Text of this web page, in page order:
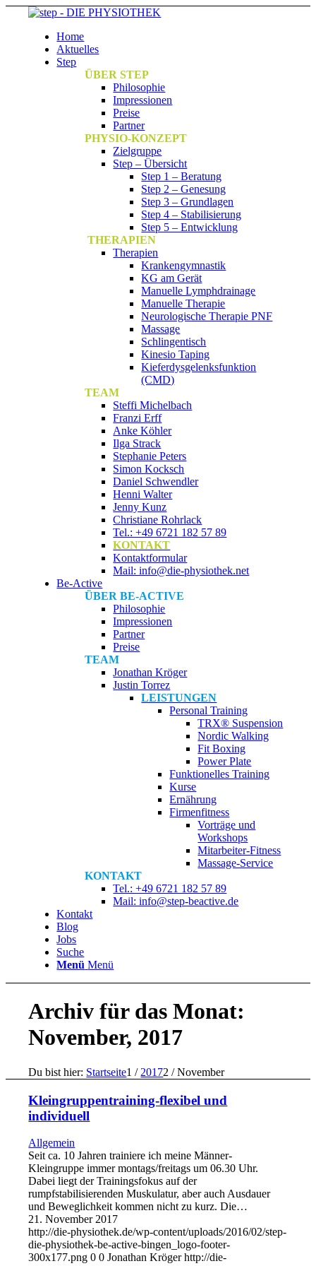
Home
Aktuelles
Step
ÜBER STEP
Philosophie
Impressionen
Preise
Partner
PHYSIO-KONZEPT
Zielgruppe
Step – Übersicht
Step 1 – Beratung
Step 2 – Genesung
Step 3 – Grundlagen
Step 4 – Stabilisierung
Step 5 – Entwicklung
THERAPIEN
Therapien
Krankengymnastik
KG am Gerät
Manuelle Lymphdrainage
Manuelle Therapie
Neurologische Therapie PNF
Massage
Schlingentisch
Kinesio Taping
Kieferdysgelenksfunktion
(CMD)
TEAM
Steffi Michelbach
Franzi Erff
Anke Köhler
Ilga Strack
Stephanie Peters
Simon Kocksch
Daniel Schwendler
Henni Walter
Jenny Kunz
Christiane Rohrlack
Tel.: +49 6721 182 57 89
KONTAKT
Kontaktformular
Mail: info@die-physiothek.net
Be-Active
ÜBER BE-ACTIVE
Philosophie
Impressionen
Partner
Preise
TEAM
Jonathan Kröger
Justin Torrez
LEISTUNGEN
Personal Training
TRX® Suspension
Nordic Walking
Fit Boxing
Power Plate
Funktionelles Training
Kurse
Ernährung
Firmenfitness
Vorträge und
Workshops
Mitarbeiter-Fitness
Massage-Service
KONTAKT
Tel.: +49 6721 182 57 89
Mail: info@step-beactive.de
Kontakt
Blog
Jobs
Suche
Menü Menü
Archiv für das Monat:
November, 2017
Du bist hier: Startseite1 / 20172 / November
Kleingruppentraining-flexibel und
individuell
Allgemein
Seit ca. 10 Jahren trainiere ich meine Männer-
Kleingruppe immer montags/freitags um 06.30 Uhr.
Dabei liegt der Trainingsfokus auf der
rumpfstabilisierenden Muskulatur, aber auch Ausdauer
und Beweglichkeit kommen nicht zu kurz. Die…
21. November 2017
http://die-physiothek.de/wp-content/uploads/2016/02/step-
die-physiothek-be-active-bingen_logo-footer-
300x177.png 0 0 Jonathan Kröger http://die-